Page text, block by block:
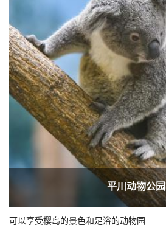
平川动物公园
可以享受樱岛的景色和足浴的动物园